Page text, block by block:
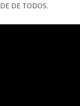
DE TODOS.